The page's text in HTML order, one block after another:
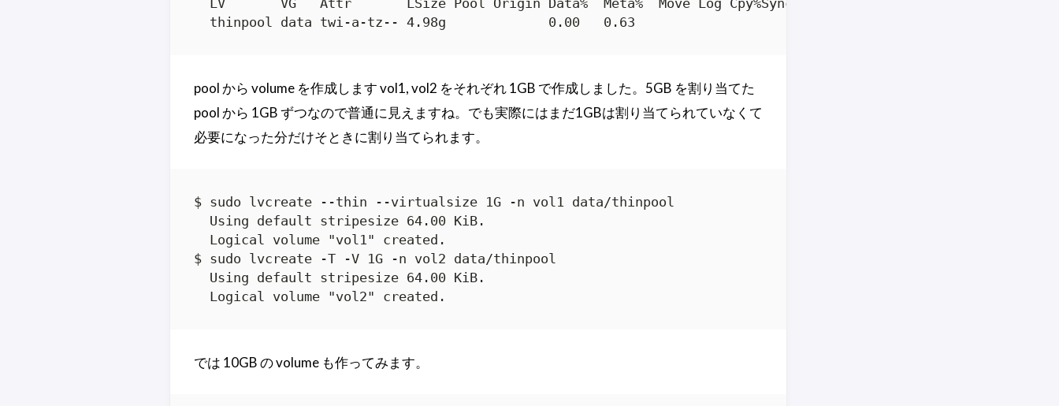
  LV       VG   Attr       LSize Pool Origin Data%  Meta%  Move Log Cpy%Sync Convert
  thinpool data twi-a-tz-- 4.98g             0.00   0.63
pool から volume を作成します vol1, vol2 をそれぞれ 1GB で作成しました。5GB を割り当てた
pool から 1GB ずつなので普通に見えますね。でも実際にはまだ1GBは割り当てられていなくて
必要になった分だけそときに割り当てられます。
$ sudo lvcreate --thin --virtualsize 1G -n vol1 data/thinpool
  Using default stripesize 64.00 KiB.
  Logical volume "vol1" created.
$ sudo lvcreate -T -V 1G -n vol2 data/thinpool
  Using default stripesize 64.00 KiB.
  Logical volume "vol2" created.
では 10GB の volume も作ってみます。